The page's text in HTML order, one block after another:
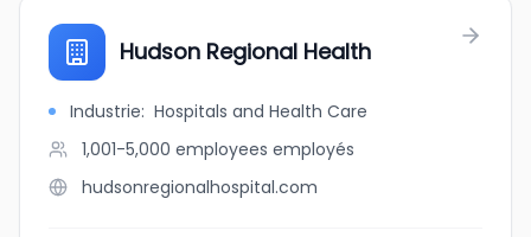
Hudson Regional Health
Industrie: Hospitals and Health Care
1,001-5,000 employees employés
hudsonregionalhospital.com